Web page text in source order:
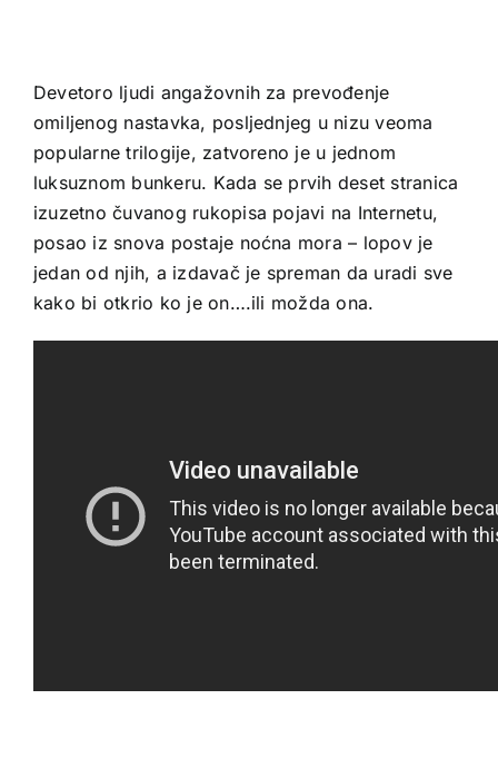
Devetoro ljudi angažovnih za prevođenje
omiljenog nastavka, posljednjeg u nizu veoma
popularne trilogije, zatvoreno je u jednom
luksuznom bunkeru. Kada se prvih deset stranica
izuzetno čuvanog rukopisa pojavi na Internetu,
posao iz snova postaje noćna mora – lopov je
jedan od njih, a izdavač je spreman da uradi sve
kako bi otkrio ko je on….ili možda ona.